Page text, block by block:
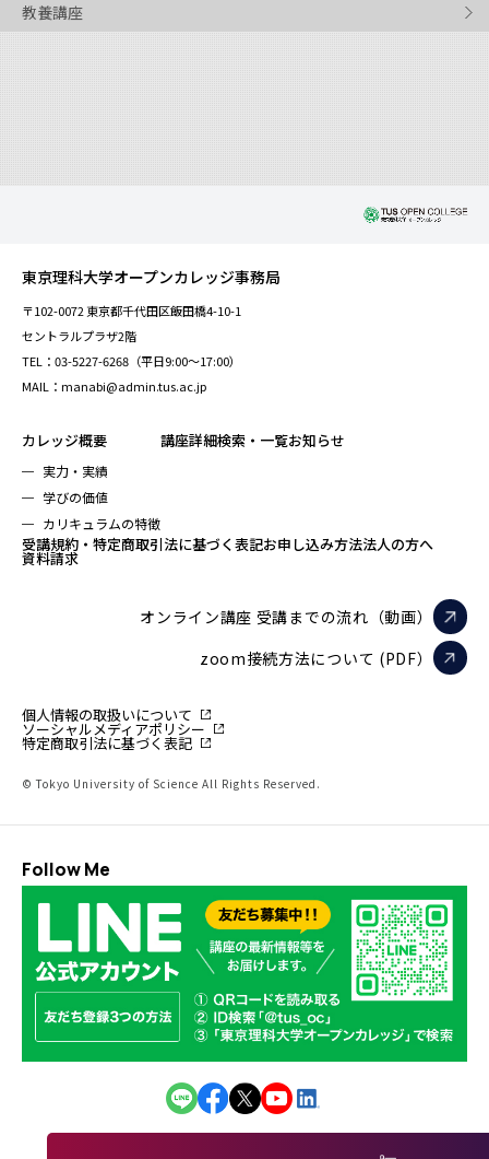
教養講座
東京理科大学オープンカレッジ事務局
〒102-0072 東京都千代田区飯田橋4-10-1
セントラルプラザ2階
TEL：03-5227-6268（平日9:00～17:00）
MAIL：manabi@admin.tus.ac.jp
カレッジ概要
実力・実績
学びの価値
カリキュラムの特徴
講座詳細検索・一覧お知らせ
受講規約・特定商取引法に基づく表記お申し込み方法法人の方へ
資料請求
オンライン講座 受講までの流れ（動画）
zoom接続方法について (PDF）
個人情報の取扱いについて
ソーシャルメディアポリシー
特定商取引法に基づく表記
© Tokyo University of Science All Rights Reserved.
Follow Me